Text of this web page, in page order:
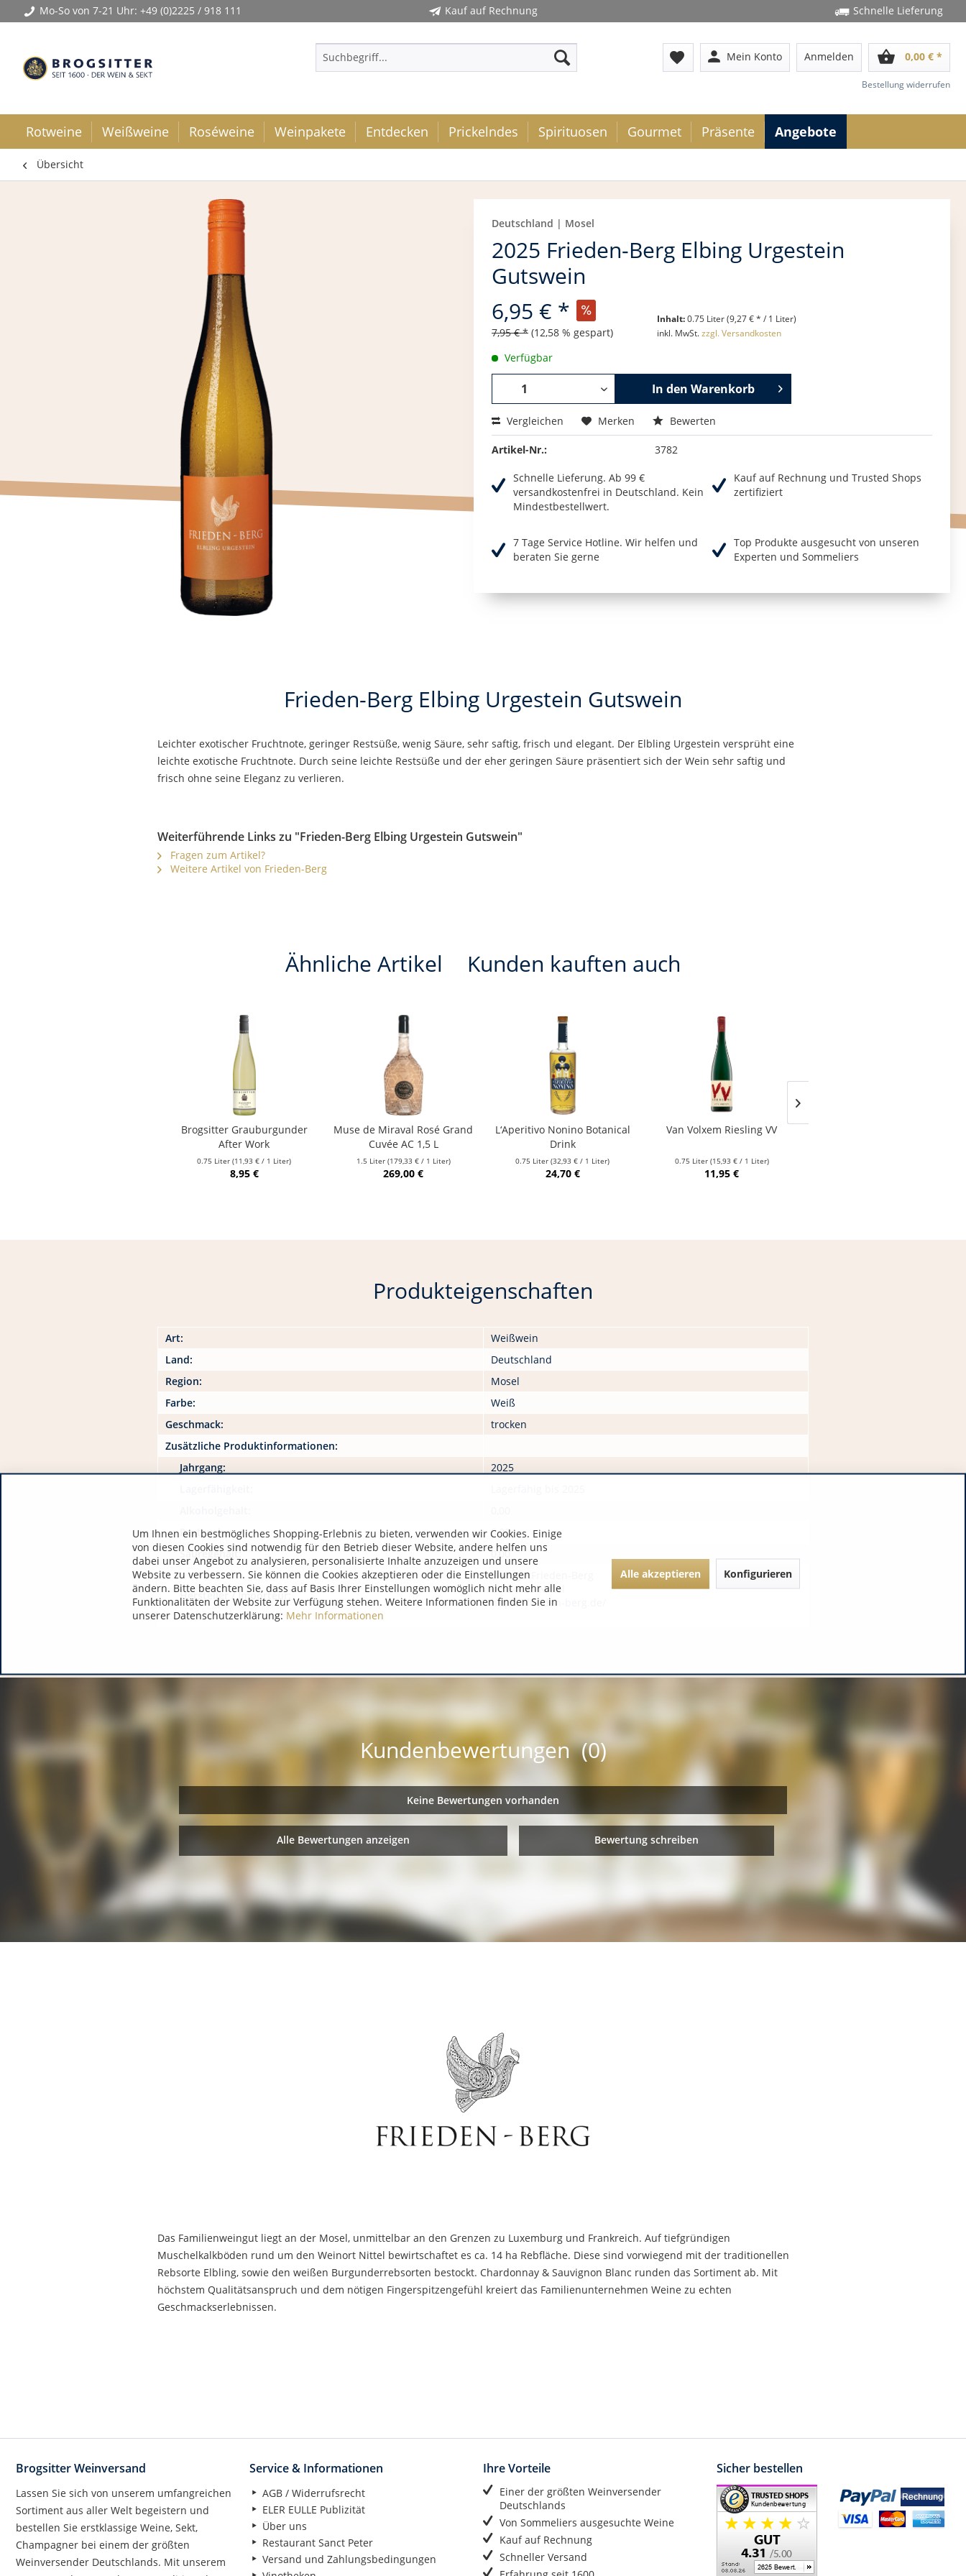
Mo-So von 7-21 Uhr: +49 (0)2225 / 918 111 Kauf auf Rechnung Schnelle Lieferung
favorite person Mein Konto Anmelden shopping_basket 0,00 € *
Bestellung widerrufen
Rotweine Weißweine Roséweine Weinpakete Entdecken Prickelndes Spirituosen Gourmet Präsente Angebote
Übersicht
Deutschland | Mosel
2025 Frieden-Berg Elbing Urgestein
Gutswein
6,95 € *
7,95 € * (12,58 % gespart)
Inhalt:0.75 Liter (9,27 € * / 1 Liter)
inkl. MwSt.zzgl. Versandkosten
Verfügbar
In den Warenkorb
Vergleichen Merken Bewerten
Artikel-Nr.: 3782
Schnelle Lieferung. Ab 99 €
versandkostenfrei in Deutschland. Kein
Mindestbestellwert.
Kauf auf Rechnung und Trusted Shops
zertifiziert
7 Tage Service Hotline. Wir helfen und
beraten Sie gerne
Top Produkte ausgesucht von unseren
Experten und Sommeliers
Frieden-Berg Elbing Urgestein Gutswein
Leichter exotischer Fruchtnote, geringer Restsüße, wenig Säure, sehr saftig, frisch und elegant. Der Elbling Urgestein versprüht eine
leichte exotische Fruchtnote. Durch seine leichte Restsüße und der eher geringen Säure präsentiert sich der Wein sehr saftig und
frisch ohne seine Eleganz zu verlieren.
Weiterführende Links zu "Frieden-Berg Elbing Urgestein Gutswein"
Fragen zum Artikel?
Weitere Artikel von Frieden-Berg
Ähnliche Artikel Kunden kauften auch
Brogsitter Grauburgunder
After Work
0.75 Liter(11,93 € / 1 Liter)
8,95 €
Muse de Miraval Rosé Grand
Cuvée AC 1,5 L
1.5 Liter (179,33 € / 1 Liter)
269,00 €
L‘Aperitivo Nonino Botanical
Drink
0.75 Liter(32,93 € / 1 Liter)
24,70 €
Van Volxem Riesling VV
0.75 Liter (15,93 € / 1 Liter)
11,95 €
Produkteigenschaften
Art:
Weißwein
Land:
Deutschland
Region:
Mosel
Farbe:
Weiß
Geschmack:
trocken
Zusätzliche Produktinformationen:
Jahrgang:
2025
Restzucker:
0,00
Säuregehalt:
0,00
Hersteller / Importeur:
WeingutFrieden-Berg
DE 54453 Nittel
https://frieden-berg.de/
Kundenbewertungen (0)
Keine Bewertungen vorhanden
Alle Bewertungen anzeigen Bewertung schreiben
Das Familienweingut liegt an der Mosel, unmittelbar an den Grenzen zu Luxemburg und Frankreich. Auf tiefgründigen
Muschelkalkböden rund um den Weinort Nittel bewirtschaftet es ca. 14 ha Rebfläche. Diese sind vorwiegend mit der traditionellen
Rebsorte Elbling, sowie den weißen Burgunderrebsorten bestockt. Chardonnay & Sauvignon Blanc runden das Sortiment ab. Mit
höchstem Qualitätsanspruch und dem nötigen Fingerspitzengefühl kreiert das Familienunternehmen Weine zu echten
Geschmackserlebnissen.
Brogsitter Weinversand
Lassen Sie sich von unserem umfangreichen
Sortiment aus aller Welt begeistern und
bestellen Sie erstklassige Weine, Sekt,
Champagner bei einem der größten
Weinversender Deutschlands. Mit unserem
Service & Informationen
AGB / Widerrufsrecht
ELER EULLE Publizität
Über uns
Restaurant Sanct Peter
Versand und Zahlungsbedingungen
Ihre Vorteile
Einer der größten Weinversender
Deutschlands
Von Sommeliers ausgesuchte Weine
Kauf auf Rechnung
Schneller Versand
Sicher bestellen
Um Ihnen ein bestmögliches Shopping-Erlebnis zu bieten, verwenden wir Cookies. Einige
von diesen Cookies sind notwendig für den Betrieb dieser Website, andere helfen uns
dabei unser Angebot zu analysieren, personalisierte Inhalte anzuzeigen und unsere
Website zu verbessern. Sie können die Cookies akzeptieren oder die Einstellungen
ändern. Bitte beachten Sie, dass auf Basis Ihrer Einstellungen womöglich nicht mehr alle
Funktionalitäten der Website zur Verfügung stehen. Weitere Informationen finden Sie in
unserer Datenschutzerklärung: Mehr Informationen
Alle akzeptieren Konfigurieren